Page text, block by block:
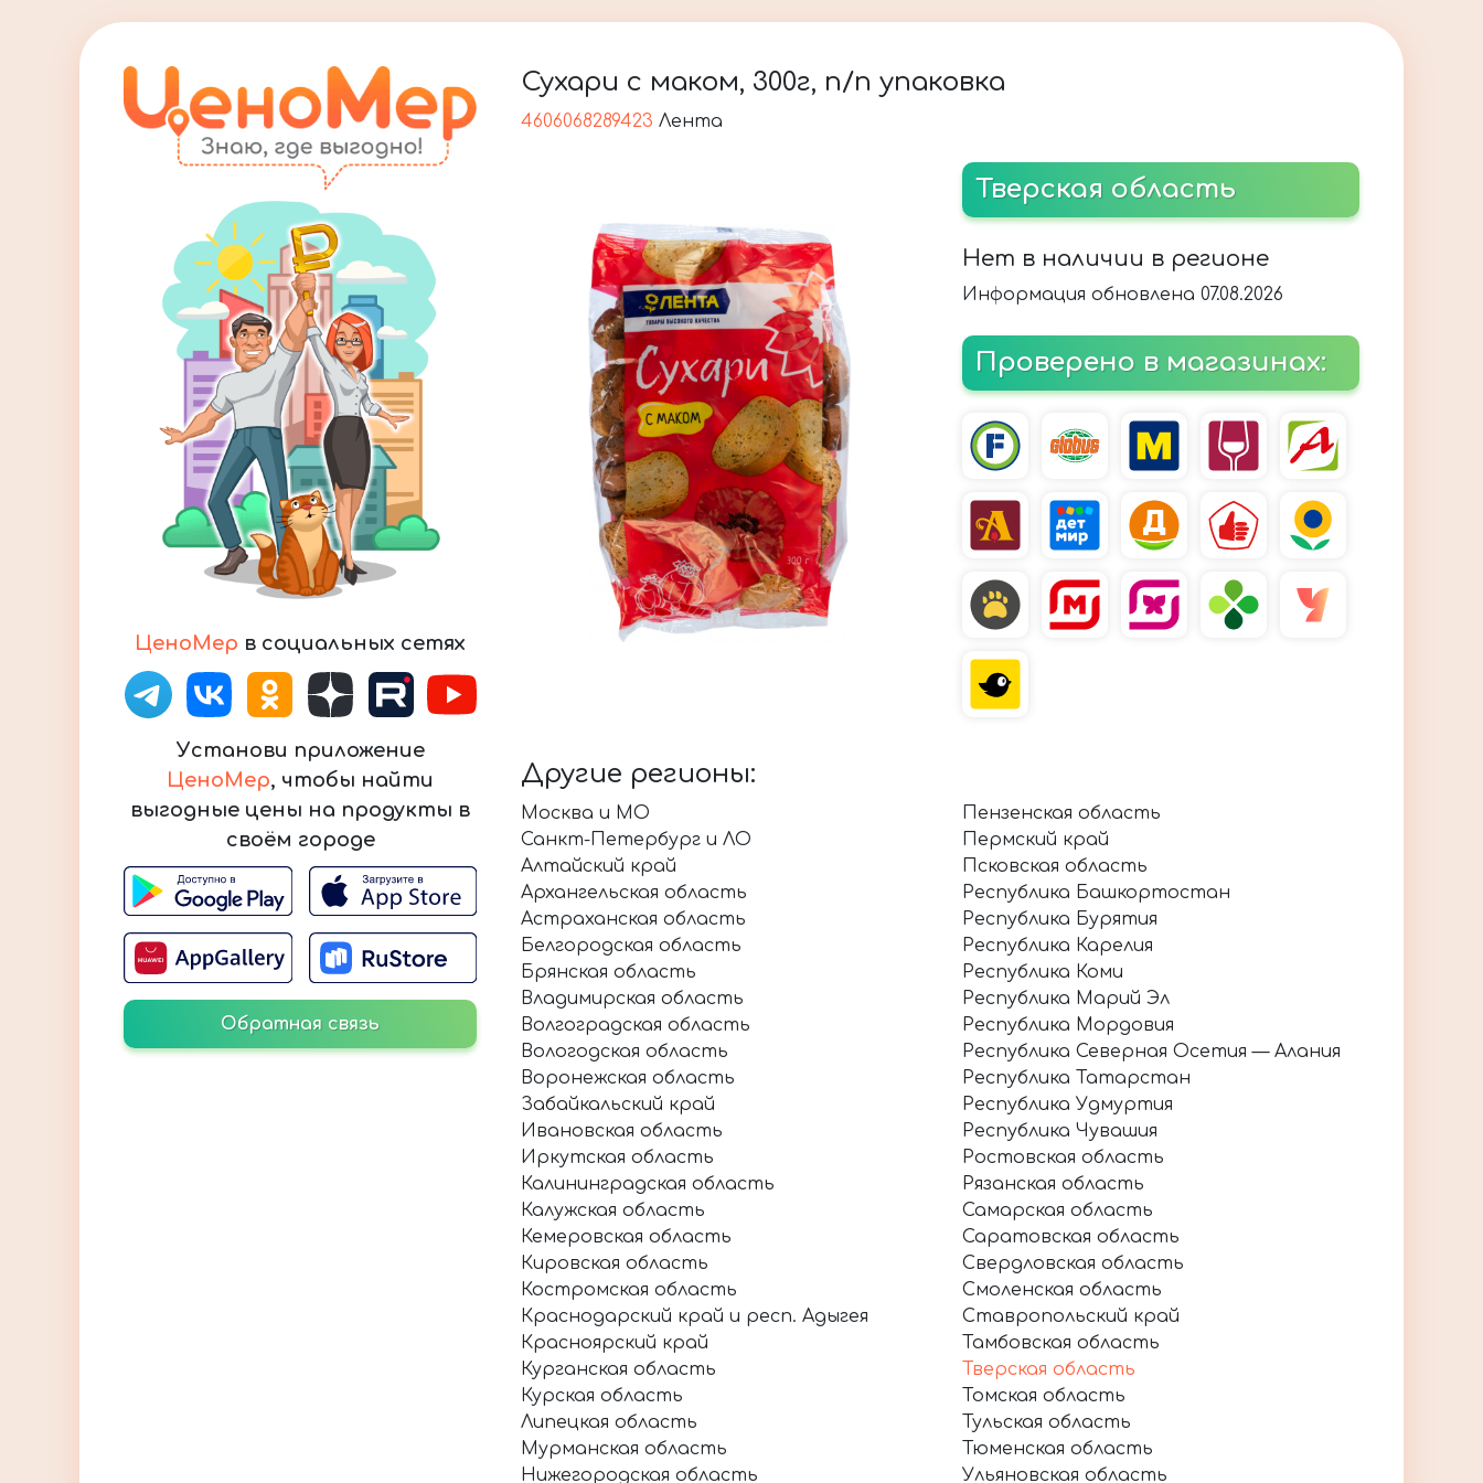
ЦеноМер в социальных сетях
Установи приложение
ЦеноМер, чтобы найти
выгодные цены на продукты в
своём городе
Обратная связь
Сухари с маком, 300г, п/п упаковка
4606068289423 Лента
Тверская область
Нет в наличии в регионе
Информация обновлена 07.08.2026
Проверено в магазинах:
Другие регионы:
Москва и МО
Санкт-Петербург и ЛО
Алтайский край
Архангельская область
Астраханская область
Белгородская область
Брянская область
Владимирская область
Волгоградская область
Вологодская область
Воронежская область
Забайкальский край
Ивановская область
Иркутская область
Калининградская область
Калужская область
Кемеровская область
Кировская область
Костромская область
Краснодарский край и респ. Адыгея
Красноярский край
Курганская область
Курская область
Липецкая область
Мурманская область
Нижегородская область
Пензенская область
Пермский край
Псковская область
Республика Башкортостан
Республика Бурятия
Республика Карелия
Республика Коми
Республика Марий Эл
Республика Мордовия
Республика Северная Осетия — Алания
Республика Татарстан
Республика Удмуртия
Республика Чувашия
Ростовская область
Рязанская область
Самарская область
Саратовская область
Свердловская область
Смоленская область
Ставропольский край
Тамбовская область
Тверская область
Томская область
Тульская область
Тюменская область
Ульяновская область